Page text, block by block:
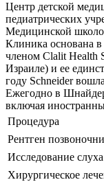
Центр детской
педиатрических
Медицинской
Клиника основана в
членом Clalit Health
Израиле) и ее
году Schneider
Ежегодно в
включая
Процедура
Рентген
Исследование
Хирургическое